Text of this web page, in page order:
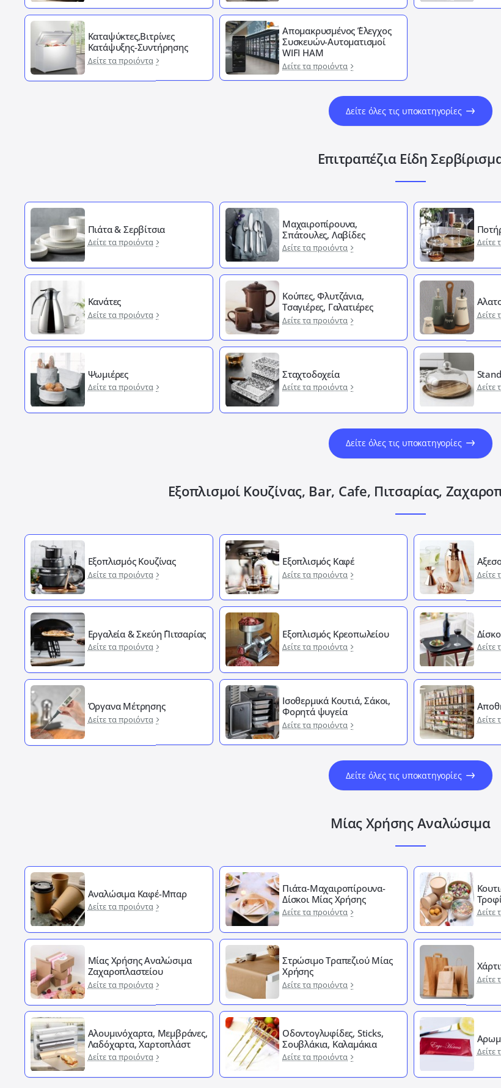
Καταψύκτες,Βιτρίνες
Κατάψυξης-Συντήρησης
Δείτε τα προιόντα
Απομακρυσμένος ΄Έλεγχος
Συσκευών-Αυτοματισμοί
WIFI HAM
Δείτε τα προιόντα
Δείτε όλες τις υποκατηγορίες
Επιτραπέζια Είδη
Πιάτα & Σερβίτσια
Δείτε τα προιόντα
Μαχαιροπίρουνα,
Σπάτουλες, Λαβίδες
Δείτε τα προιόντα Δείτε
Κανάτες
Δείτε τα προιόντα
Κούπες, Φλυτζάνια,
Τσαγιέρες, Γαλατιέρες
Δείτε τα προιόντα Δείτε
Ψωμιέρες
Δείτε τα προιόντα
Σταχτοδοχεία
Δείτε τα προιόντα Δείτε
Δείτε όλες τις υποκατηγορίες
Εξοπλισμοί Κουζίνας, Bar, Cafe, Πιτσαρίας,
Εξοπλισμός Κουζίνας
Δείτε τα προιόντα
Εξοπλισμός Καφέ
Δείτε τα προιόντα Δείτε
Εργαλεία & Σκεύη ΄Πιτσαρίας
Δείτε τα προιόντα
Εξοπλισμός Κρεοπωλείου
Δείτε τα προιόντα Δείτε
Όργανα Μέτρησης
Δείτε τα προιόντα
Ισοθερμικά Κουτιά, Σάκοι,
Φορητά ψυγεία
Δείτε τα προιόντα Δείτε
Δείτε όλες τις υποκατηγορίες
Μίας Χρήσης Αναλώσιμα
Αναλώσιμα Καφέ-Μπαρ
Δείτε τα προιόντα
Πιάτα-Μαχαιροπίρουνα-
Δίσκοι Μίας Χρήσης
Δείτε τα προιόντα Δείτε
Μίας Χρήσης Αναλώσιμα
Ζαχαροπλαστείου
Δείτε τα προιόντα
Στρώσιμο Τραπεζιού Μίας
Χρήσης
Δείτε τα προιόντα Δείτε
Αλουμινόχαρτα, Μεμβράνες,
Λαδόχαρτα, Χαρτοπλάστ
Δείτε τα προιόντα
Οδοντογλυφίδες, Sticks,
Σουβλάκια, Καλαμάκια
Δείτε τα προιόντα Δείτε